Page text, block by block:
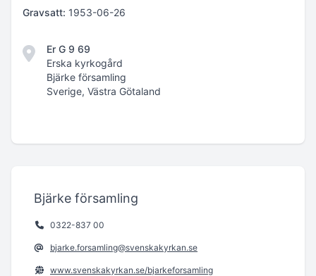
Gravsatt: 1953-06-26
Er G 9 69
Erska kyrkogård
Bjärke församling
Sverige, Västra Götaland
Bjärke församling
0322-837 00
bjarke.forsamling@svenskakyrkan.se
www.svenskakyrkan.se/bjarkeforsamling